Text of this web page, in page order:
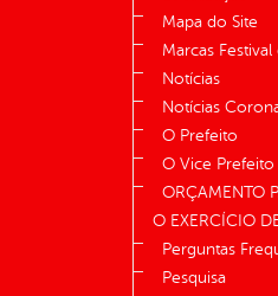
Mapa do Site
Marcas
Notícias
Notícias
O Prefeito
O Vice Prefeito
ORÇAMENTO
O EXERCÍCIO
Perguntas
Pesquisa